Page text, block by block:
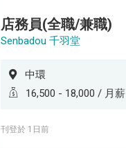
店務員(全職/兼職)
Senbadou 千羽堂
中環
16,500 - 18,000 / 月薪
刊登於 1日前